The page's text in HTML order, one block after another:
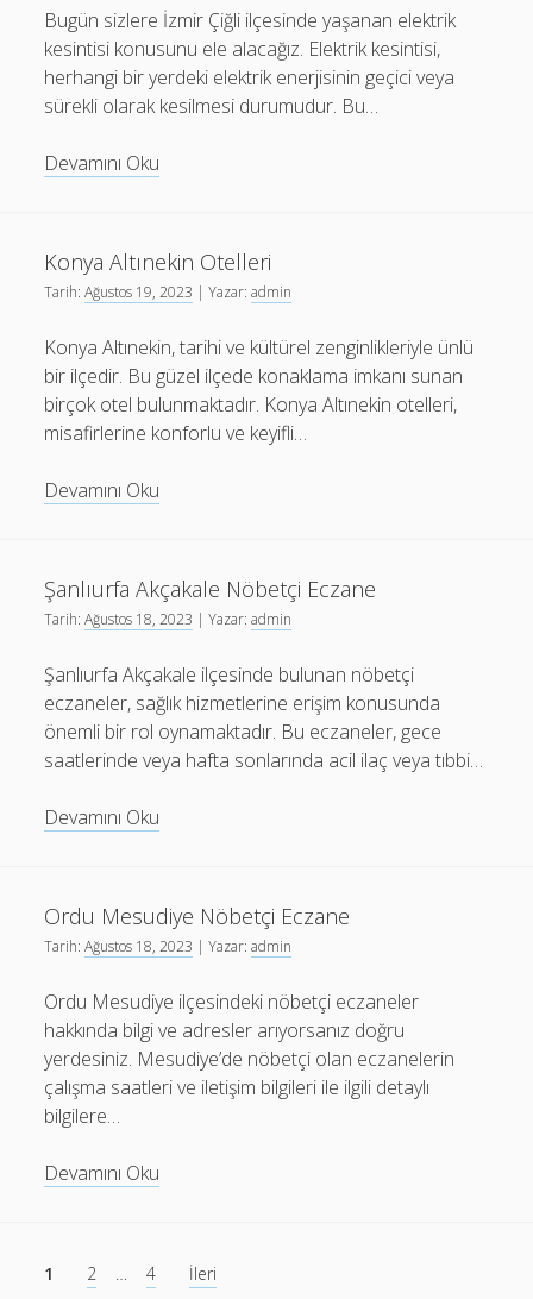
Bugün sizlere İzmir Çiğli ilçesinde yaşanan elektrik
kesintisi konusunu ele alacağız. Elektrik kesintisi,
herhangi bir yerdeki elektrik enerjisinin geçici veya
sürekli olarak kesilmesi durumudur. Bu…
Devamını Oku
Kesintisi
Konya Altınekin Otelleri
Tarih:Ağustos 19, 2023 | Yazar:admin
Konya Altınekin, tarihi ve kültürel zenginlikleriyle ünlü
bir ilçedir. Bu güzel ilçede konaklama imkanı sunan
birçok otel bulunmaktadır. Konya Altınekin otelleri,
misafirlerine konforlu ve keyifli…
Devamını Oku
Şanlıurfa Akçakale Nöbetçi Eczane
Tarih:Ağustos 18, 2023 | Yazar:admin
Şanlıurfa Akçakale ilçesinde bulunan nöbetçi
eczaneler, sağlık hizmetlerine erişim konusunda
önemli bir rol oynamaktadır. Bu eczaneler, gece
saatlerinde veya hafta sonlarında acil ilaç veya tıbbi…
Devamını Oku
Eczane
Ordu Mesudiye Nöbetçi Eczane
Tarih:Ağustos 18, 2023 | Yazar:admin
Ordu Mesudiye ilçesindeki nöbetçi eczaneler
hakkında bilgi ve adresler arıyorsanız doğru
yerdesiniz. Mesudiye’de nöbetçi olan eczanelerin
çalışma saatleri ve iletişim bilgileri ile ilgili detaylı
bilgilere…
Devamını Oku
Yazı
1 2 … 4 İleri